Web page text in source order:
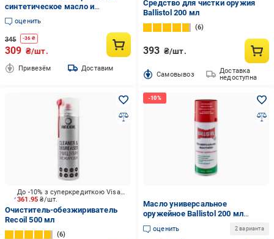
синтетическое масло и
антикоррозийная защита HTA
Gun Care 5в1 500 мл (HTA4231)
оценить
345 -36 ₴
309 ₴/шт.
Привезём Доставим
Средство для чистки оружия
Ballistol 200 мл
6
393 ₴/шт.
Cамовывоз
Доставка
недоступна
361.95₴/шт.
До -10% з суперкредиткою Visa Вигода
Очиститель-обезжириватель
Recoil 500 мл
6
Масло универсальное
оружейное Ballistol 200 мл
(26068383)
оценить 2 варианта